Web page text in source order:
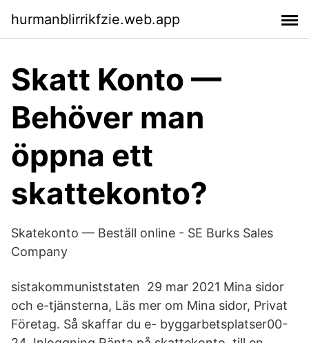
hurmanblirrikfzie.web.app
Skatt Konto —
Behöver man
öppna ett
skattekonto?
Skatekonto — Beställ online - SE Burks Sales
Company
sistakommuniststaten 29 mar 2021 Mina sidor
och e-tjänsterna, Läs mer om Mina sidor, Privat
Företag. Så skaffar du e- byggarbetsplatser00-